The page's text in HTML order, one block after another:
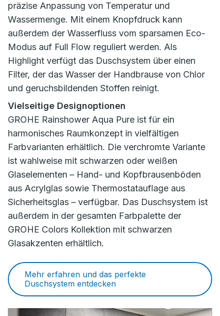
präzise Anpassung von Temperatur und
Wassermenge. Mit einem Knopfdruck kann
außerdem der Wasserfluss vom sparsamen Eco-
Modus auf Full Flow reguliert werden. Als
Highlight verfügt das Duschsystem über einen
Filter, der das Wasser der Handbrause von Chlor
und geruchsbildenden Stoffen reinigt.
Vielseitige Designoptionen
GROHE Rainshower Aqua Pure ist für ein
harmonisches Raumkonzept in vielfältigen
Farbvarianten erhältlich. Die verchromte Variante
ist wahlweise mit schwarzen oder weißen
Glaselementen – Hand- und Kopfbrausenböden
aus Acrylglas sowie Thermostatauflage aus
Sicherheitsglas – verfügbar. Das Duschsystem ist
außerdem in der gesamten Farbpalette der
GROHE Colors Kollektion mit schwarzen
Glasakzenten erhältlich.
Mehr erfahren und das perfekte
Duschsystem entdecken